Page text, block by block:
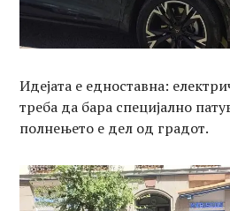
Идејата е едноставна:
треба да бара специјално
полнењето е дел од градот.